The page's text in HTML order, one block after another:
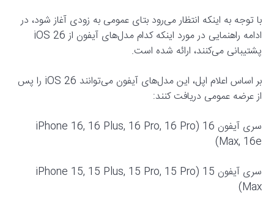
با توجه به اینکه انتظار می‌رود بتای عمومی به زودی آغاز شود، در
ادامه راهنمایی در مورد اینکه کدام مدل‌های آیفون از iOS 26
پشتیبانی می‌کنند، ارائه شده است.
بر اساس اعلام اپل، این مدل‌های آیفون می‌توانند iOS 26 را پس
از عرضه عمومی دریافت کنند:
سری آیفون 16 (iPhone 16, 16 Plus, 16 Pro, 16 Pro
Max, 16e)
سری آیفون 15 (iPhone 15, 15 Plus, 15 Pro, 15 Pro
Max)